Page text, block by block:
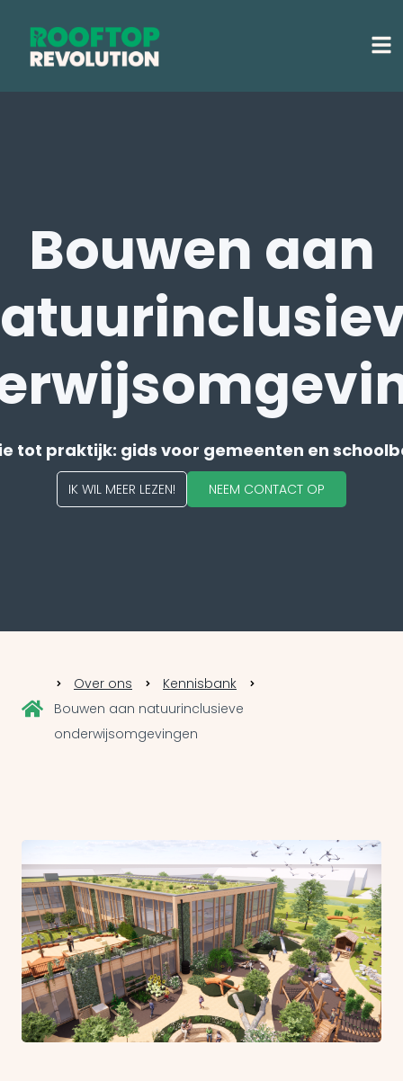
Bouwen aan
tot praktijk: gids voor gemeenten en
IK WIL MEER LEZEN! NEEM CONTACT OP
Over ons
Kennisbank
Bouwen aan natuurinclusieve
onderwijsomgevingen